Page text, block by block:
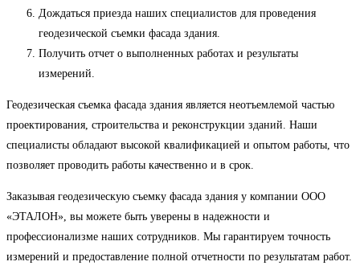
Дождаться приезда наших специалистов для проведения
геодезической съемки фасада здания.
Получить отчет о выполненных работах и результаты
измерений.
Геодезическая съемка фасада здания является неотъемлемой частью
проектирования, строительства и реконструкции зданий. Наши
специалисты обладают высокой квалификацией и опытом работы, что
позволяет проводить работы качественно и в срок.
Заказывая геодезическую съемку фасада здания у компании ООО
«ЭТАЛОН», вы можете быть уверены в надежности и
профессионализме наших сотрудников. Мы гарантируем точность
измерений и предоставление полной отчетности по результатам работ.